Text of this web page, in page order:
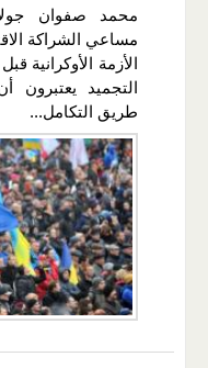
محمد صفوان
مساعي الشراكة
الأزمة الأوكرانية
التجميد
طريق التكامل...